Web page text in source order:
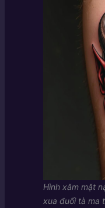
Hình xăm mặt
xua đuổi tà ma